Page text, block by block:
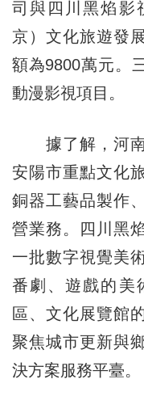
司與四川黑焰影
京）文化旅遊發
額為9800萬元。
動漫影視項目。
據了解，河南
安陽市重點文化
銅器工藝品製作
營業務。四川黑
一批數字視覺美
番劇、遊戲的美
區、文化展覽館
聚焦城市更新與
決方案服務平臺。